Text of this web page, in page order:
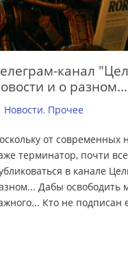
канал
и о
Новости, Прочее
от современных
терминатор, почти
в канале
Дабы освободить
Кто не